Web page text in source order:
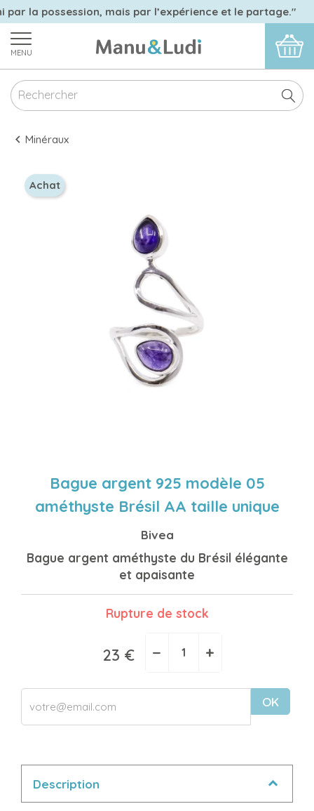
la possession, mais par l’expérience et le partage."
MENU
Minéraux
Achat
Bague argent 925 modèle 05
améthyste Brésil AA taille unique
Bivea
Bague argent améthyste du Brésil élégante
et apaisante
Rupture de stock
23 € − +
OK
Description